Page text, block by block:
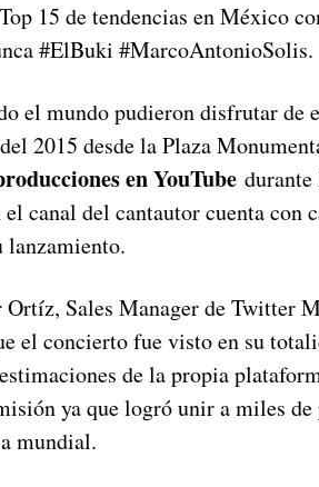
15 de tendencias en México
#ElBuki #MarcoAntonioSolis.
el mundo pudieron disfrutar de
2015 desde la Plaza
en YouTube
canal del cantautor cuenta con
lanzamiento.
Sales Manager de Twitter
el concierto fue visto en su
de la propia
ya que logró unir a miles de
mundial.